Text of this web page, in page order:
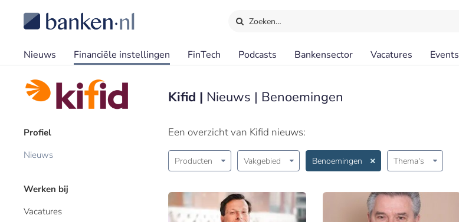
Zoeken…
Nieuws Financiële instellingen FinTech Podcasts Bankensector Vacatures Events
Profiel
Nieuws
Werken bij
Vacatures
Kifid | Nieuws | Benoemingen
Een overzicht van Kifid nieuws:
Producten Vakgebied Benoemingen Thema's